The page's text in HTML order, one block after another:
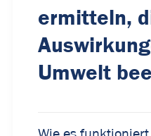
ermitteln,
Umwelt